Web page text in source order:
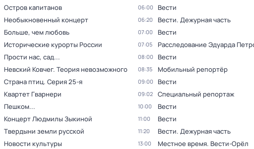
Остров капитанов
Необыкновенный концерт
Больше, чем любовь
Исторические курорты России
Прости нас, сад...
Невский Ковчег. Теория невозможного
Страна птиц. Серия 25-я
Квартет Гварнери
Пешком...
Концерт Людмилы Зыкиной
Твердыни земли русской
Новости культуры
06:00 Вести
06:20 Вести. Дежурная часть
07:00 Вести
07:05 Расследование Эдуарда
08:00 Вести
08:35 Мобильный репортёр
09:00 Вести
09:02 Специальный репортаж
10:00 Вести
11:00 Вести
11:20 Вести. Дежурная часть
13:00 Местное время. Вести-Орёл